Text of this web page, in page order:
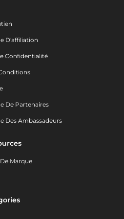
D'affiliation
Confidentialité
De Partenaires
Des Ambassadeurs
Marque